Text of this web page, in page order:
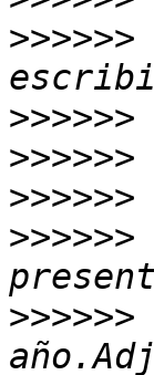
>>>>>>
>>>>>>
>>>>>>
>>>>>>
>>>>>>
>>>>>>